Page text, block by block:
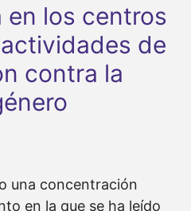
en los centros
de
contra la
una concentración
en la que se ha leído